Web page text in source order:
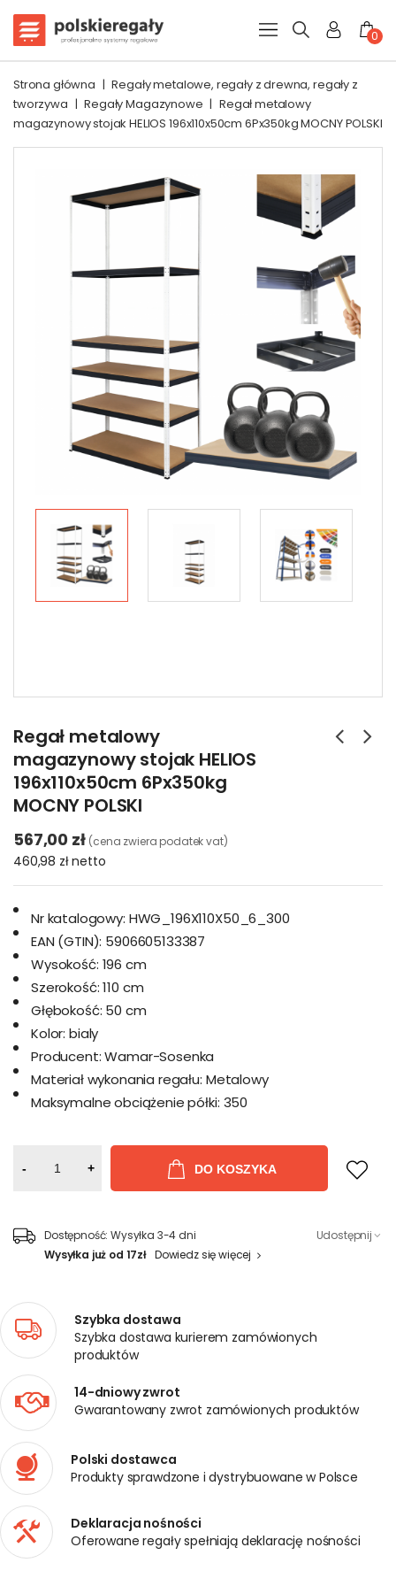
0
Strona główna | Regały metalowe, regały z drewna, regały z
tworzywa | Regały Magazynowe | Regał metalowy
magazynowy stojak HELIOS 196x110x50cm 6Px350kg MOCNY POLSKI
Regał metalowy
magazynowy stojak HELIOS
196x110x50cm 6Px350kg
MOCNY POLSKI
567,00 zł (cena zwiera podatek vat)
460,98 złnetto
Nr katalogowy: HWG_196X110X50_6_300
EAN (GTIN): 5906605133387
Wysokość: 196 cm
Szerokość: 110 cm
Głębokość: 50 cm
Kolor: bialy
Producent: Wamar-Sosenka
Materiał wykonania regału: Metalowy
Maksymalne obciążenie półki: 350
- + DO KOSZYKA
Dostępność: Wysyłka 3-4 dni
Wysyłka już od 17zł Dowiedz się więcej
Udostępnij
Szybka dostawa
Szybka dostawa kurierem zamówionych
produktów
14-dniowy zwrot
Gwarantowany zwrot zamówionych produktów
Polski dostawca
Produkty sprawdzone i dystrybuowane w Polsce
Deklaracja nośności
Oferowane regały spełniają deklarację nośności